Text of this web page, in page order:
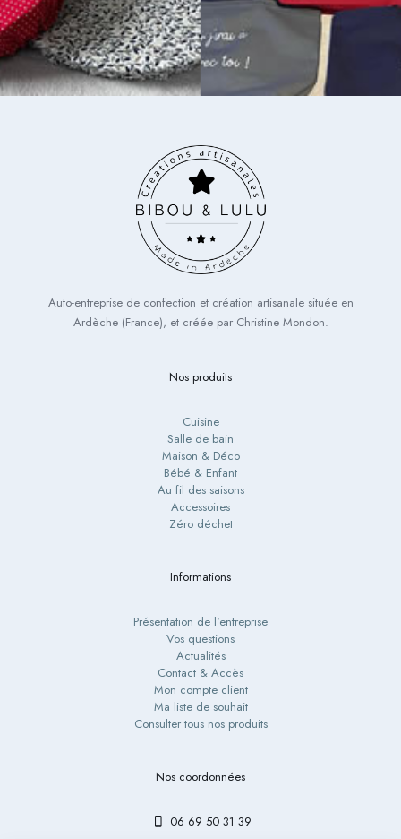
Auto-entreprise de confection et création artisanale située en
Ardèche (France), et créée par Christine Mondon.
Nos produits
Cuisine
Salle de bain
Maison & Déco
Bébé & Enfant
Au fil des saisons
Accessoires
Zéro déchet
Informations
Présentation de l'entreprise
Vos questions
Actualités
Contact & Accès
Mon compte client
Ma liste de souhait
Consulter tous nos produits
Nos coordonnées
06 69 50 31 39